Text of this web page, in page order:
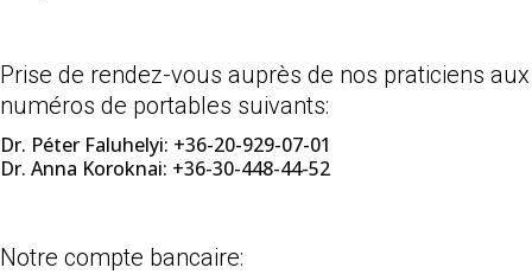
Prise de rendez-vous auprès de nos praticiens aux
numéros de portables suivants:
Dr. Péter Faluhelyi: +36-20-929-07-01
Dr. Anna Koroknai: +36-30-448-44-52
Notre compte bancaire: